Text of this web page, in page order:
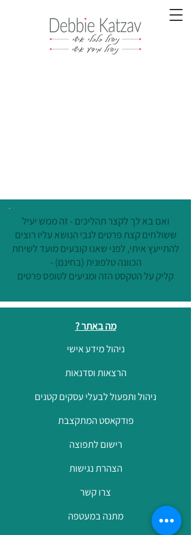
ואם בא לך לקצר תהליכים - זה ממש יעיל
ששולחים קצת פרטים לגבי הנושא עליו רוצים
להתייעץ איתי, לפני שאנו קובעים מועד לשיחת
הכוונה טלפונית (בחינם) -
קליק על הטקסט הזה ומגיעים לטופס פרטים
מה באתר ?
ניהול מידע אישי
הרצאות וסדנאות
ניהול ותפעול לבעלי עסקים קטנים
פודקאסט המתקצבת
רישום לתפוצה
הצהרת נגישות
צרו קשר
מתנה במעטפה